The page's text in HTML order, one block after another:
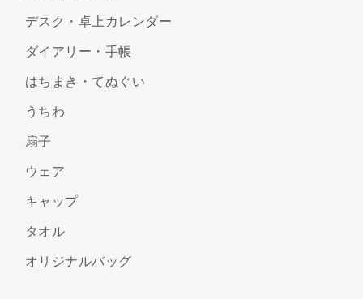
デスク・卓上カレンダー
ダイアリー・手帳
はちまき・てぬぐい
うちわ
扇子
ウェア
キャップ
タオル
オリジナルバッグ